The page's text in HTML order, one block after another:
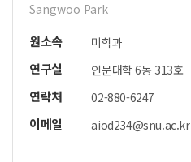
Sangwoo Park
원소속 미학과
연구실 인문대학 6동 313호
연락처 02-880-6247
이메일
aiod234@snu.ac.kr